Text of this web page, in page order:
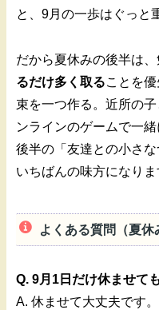
と、9月の一歩はぐっと
だから夏休みの後半は、
るだけ多く取ることを
束を一つ作る。近所の
ンラインのゲームで一
後半の「友達との小さな
いちばんの味方になりま
よくある質問（夏休
Q. 9月1日だけ休ませて
A. 休ませて大丈夫です